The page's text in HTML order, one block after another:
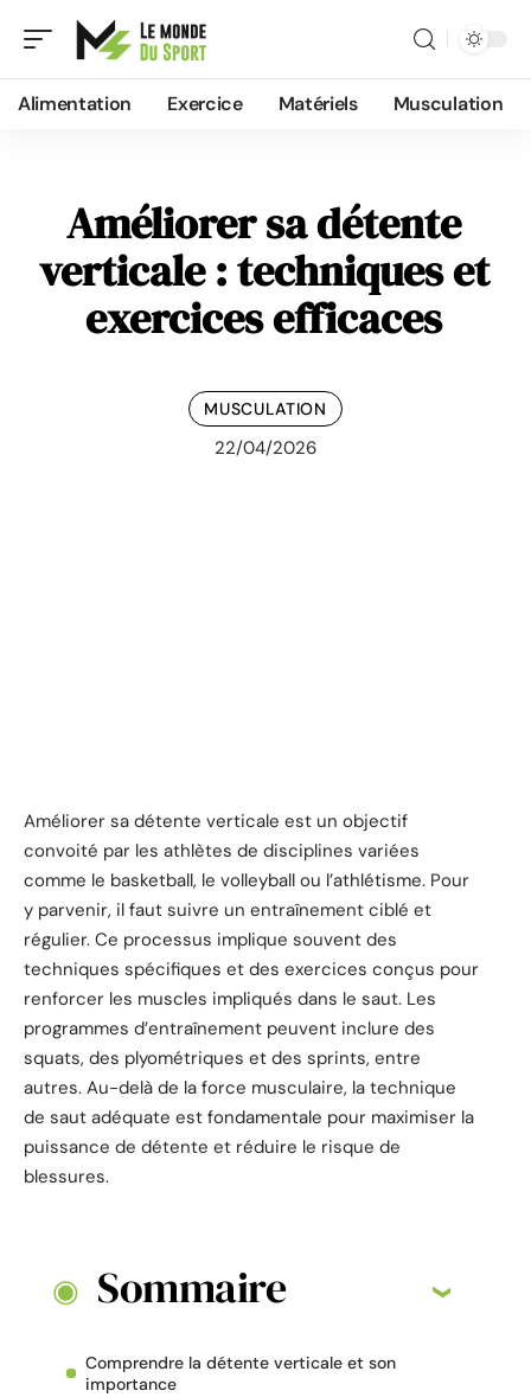
Alimentation Exercice Matériels Musculation
Améliorer sa détente
verticale : techniques et
exercices efficaces
MUSCULATION
22/04/2026
Améliorer sa détente verticale est un objectif
convoité par les athlètes de disciplines variées
comme le basketball, le volleyball ou l’athlétisme. Pour
y parvenir, il faut suivre un entraînement ciblé et
régulier. Ce processus implique souvent des
techniques spécifiques et des exercices conçus pour
renforcer les muscles impliqués dans le saut. Les
programmes d’entraînement peuvent inclure des
squats, des plyométriques et des sprints, entre
autres. Au-delà de la force musculaire, la technique
de saut adéquate est fondamentale pour maximiser la
puissance de détente et réduire le risque de
blessures.
Sommaire
Comprendre la détente verticale et son
importance